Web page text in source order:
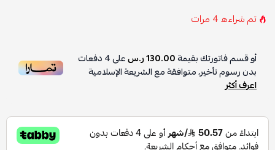
تم شراءه4 مرات
أو قسم فاتورتك بقيمة130.00 ر.س على4دفعات
بدون رسوم تأخير، متوافقة مع الشريعة الإسلامية
اعرف أكثر